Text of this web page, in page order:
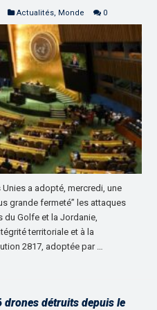
Actualités, Monde 0
a adopté, mercredi, une
grande fermeté” les attaques
du Golfe et la Jordanie,
territoriale et à la
2817, adoptée par …
drones détruits depuis le